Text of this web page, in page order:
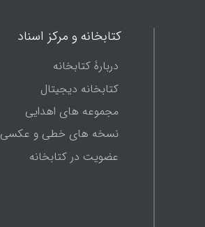
کتابخانه و مرکز اسناد
دربارۀ کتابخانه
کتابخانه دیجیتال
مجموعه های اهدایی
نسخه های خطی و عکسی
عضویت در کتابخانه